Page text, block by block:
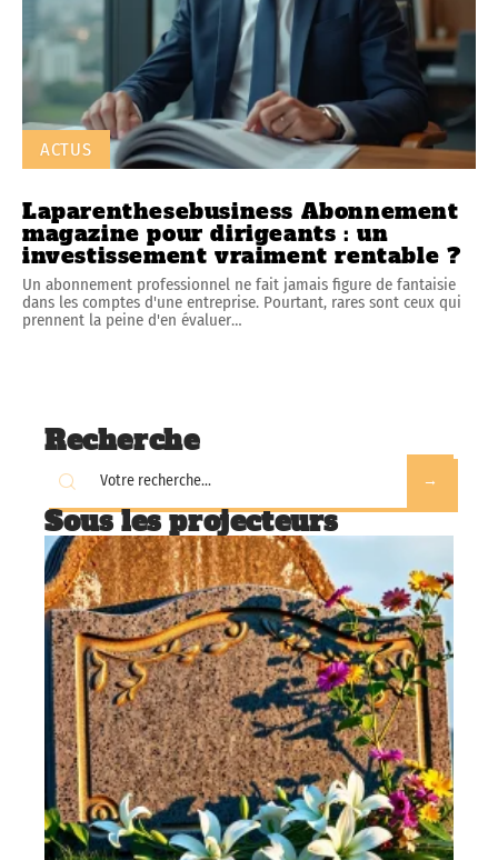
ACTUS
Laparenthesebusiness Abonnement
magazine pour dirigeants : un
investissement vraiment rentable ?
Un abonnement professionnel ne fait jamais figure de fantaisie
dans les comptes d'une entreprise. Pourtant, rares sont ceux qui
prennent la peine d'en évaluer…
Recherche
Sous les projecteurs